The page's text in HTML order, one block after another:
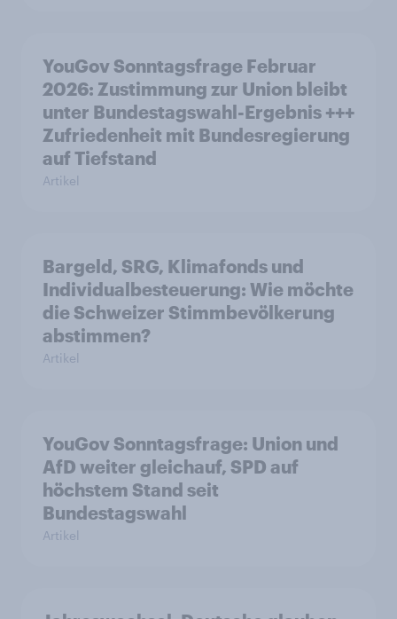
YouGov Sonntagsfrage Februar
2026: Zustimmung zur Union bleibt
unter Bundestagswahl-Ergebnis +++
Zufriedenheit mit Bundesregierung
auf Tiefstand
Artikel
Bargeld, SRG, Klimafonds und
Individualbesteuerung: Wie möchte
die Schweizer Stimmbevölkerung
abstimmen?
Artikel
YouGov Sonntagsfrage: Union und
AfD weiter gleichauf, SPD auf
höchstem Stand seit
Bundestagswahl
Artikel